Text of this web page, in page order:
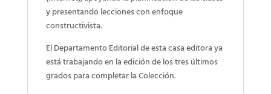
y presentando lecciones con enfoque
constructivista.
El Departamento Editorial de esta casa editora ya
está trabajando en la edición de los tres últimos
grados para completar la Colección.